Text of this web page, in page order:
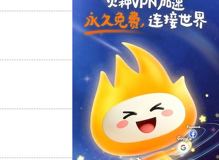
支持
反对 [0]
支持[0] 反对[0]